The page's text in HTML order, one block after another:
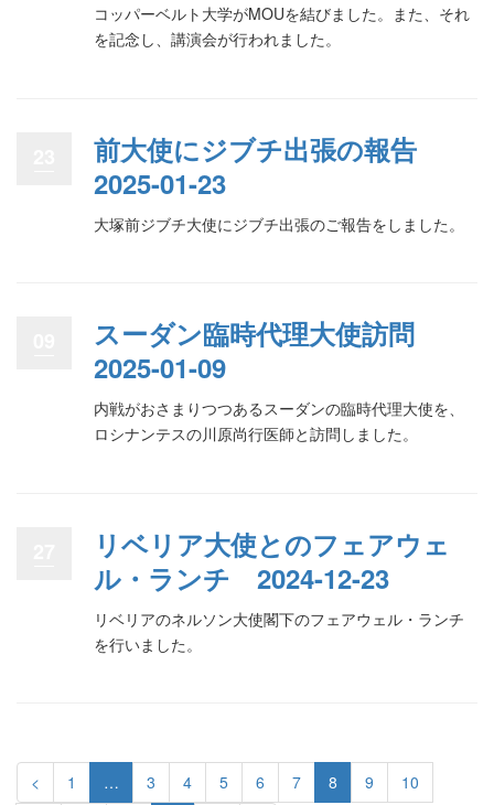
コッパーベルト大学がMOUを結びました。また、それ
を記念し、講演会が行われました。
前大使にジブチ出張の報告
2025-01-23
大塚前ジブチ大使にジブチ出張のご報告をしました。
スーダン臨時代理大使訪問
2025-01-09
内戦がおさまりつつあるスーダンの臨時代理大使を、
ロシナンテスの川原尚行医師と訪問しました。
リベリア大使とのフェアウェ
ル・ランチ 2024-12-23
リベリアのネルソン大使閣下のフェアウェル・ランチ
を行いました。
< 1 … 3 4 5 6 7 8 9 10